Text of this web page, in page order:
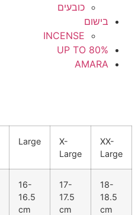
כובעים
בישום
INCENSE
UP TO 80%
AMARA
Large
X-
Large
XX-
Large
16-
16.5
cm
17-
17.5
cm
18-
18.5
cm